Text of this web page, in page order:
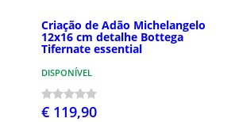
Criação de Adão Michelangelo
12x16 cm detalhe Bottega
Tifernate essential
DISPONÍVEL
€ 119,90